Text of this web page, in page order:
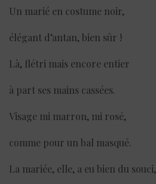
Un marié en costume noir,
élégant d’antan, bien sûr !
Là, flétri mais encore entier
à part ses mains cassées.
Visage mi marron, mi rosé,
comme pour un bal masqué.
La mariée, elle, a eu bien du souci,